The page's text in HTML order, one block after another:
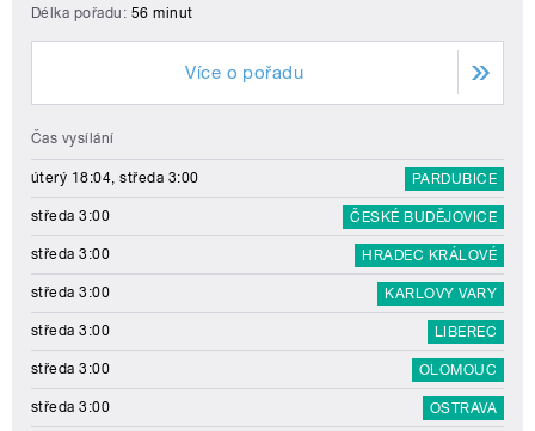
Délka pořadu: 56 minut
Více o pořadu
Čas vysílání
úterý 18:04, středa 3:00 PARDUBICE
středa 3:00 ČESKÉ BUDĚJOVICE
středa 3:00 HRADEC KRÁLOVÉ
středa 3:00 KARLOVY VARY
středa 3:00 LIBEREC
středa 3:00 OLOMOUC
středa 3:00 OSTRAVA